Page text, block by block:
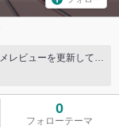
スキンケアメインです！ ちょっとした豆知識＋コスメレビューを更新していきます^_^
0
フォローテーマ